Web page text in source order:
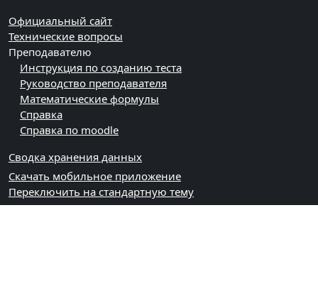
Официальный сайт
Технические вопросы
Преподавателю
Инструкция по созданию теста
Руководство преподавателя
Математические формулы
Справка
Справка по moodle
Сводка хранения данных
Скачать мобильное приложение
Переключить на стандартную тему